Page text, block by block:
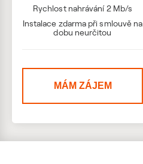
Rychlost nahrávání 2 Mb/s
Instalace zdarma při smlouvě na
dobu neurčitou
MÁM ZÁJEM